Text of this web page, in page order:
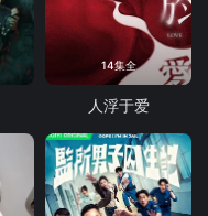
14集全
人浮于爱